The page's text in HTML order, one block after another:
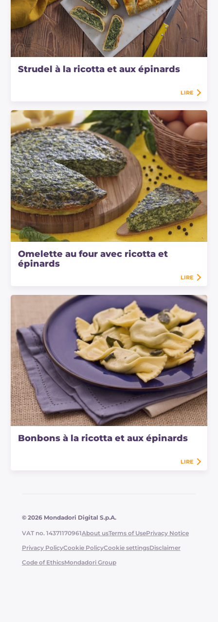
Strudel à la ricotta et aux épinards
LIRE
Omelette au four avec ricotta et
épinards
LIRE
Bonbons à la ricotta et aux épinards
LIRE
© 2026 Mondadori Digital S.p.A.
VAT no. 14371170961About usTerms of UsePrivacy Notice
Privacy PolicyCookie PolicyCookie settingsDisclaimer
Code of EthicsMondadori Group